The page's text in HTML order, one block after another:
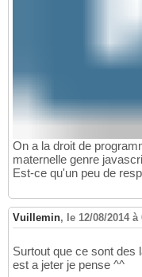
On a la droit de
maternelle genre
Est-ce qu'un peu de
Vuillemin, le 12/08/2014 à
Surtout que ce sont des
est a jeter je pense ^^